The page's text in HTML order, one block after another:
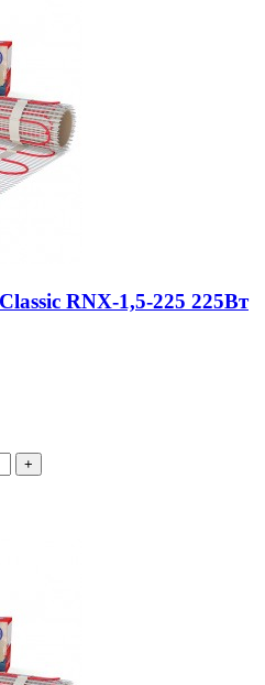
RNX-1,5-225 225Вт